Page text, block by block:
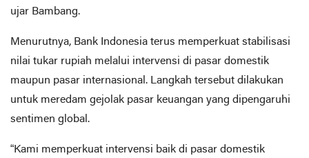
ujar Bambang.
Menurutnya, Bank Indonesia terus memperkuat stabilisasi
nilai tukar rupiah melalui intervensi di pasar domestik
maupun pasar internasional. Langkah tersebut dilakukan
untuk meredam gejolak pasar keuangan yang dipengaruhi
sentimen global.
“Kami memperkuat intervensi baik di pasar domestik